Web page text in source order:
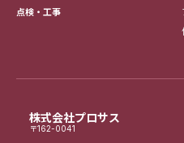
株式会社プロサス
〒162-0041
点検・工事